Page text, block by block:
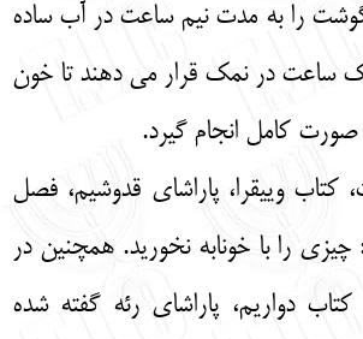
گوشت را به مدت نیم ساعت در آب ساده
در نمک قرار می‌ دهند تا خون‌
کامل انجام گیرد.
کتاب وییقرا، پاراشای قدوشیم، فصل
را با خونابه نخورید. همچنین در
دواریم، پاراشای رئه گفته شده